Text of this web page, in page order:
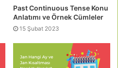
Past Continuous Tense Konu
Anlatımı ve Örnek Cümleler
15 Şubat 2023